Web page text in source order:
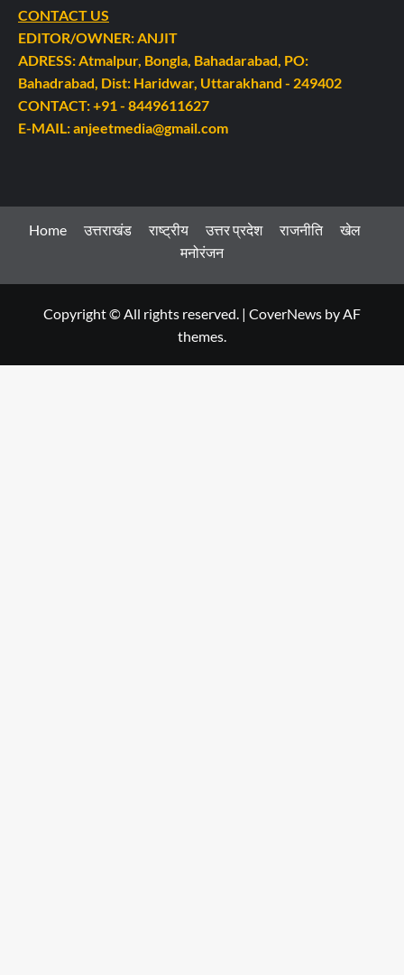
CONTACT US
EDITOR/OWNER: ANJIT
ADRESS: Atmalpur, Bongla, Bahadarabad, PO:
Bahadrabad, Dist: Haridwar, Uttarakhand - 249402
CONTACT: +91 - 8449611627
E-MAIL: anjeetmedia@gmail.com
Home उत्तराखंड राष्ट्रीय उत्तर प्रदेश राजनीति
खेल
मनोरंजन
Copyright © All rights reserved. | CoverNews by AF
themes.